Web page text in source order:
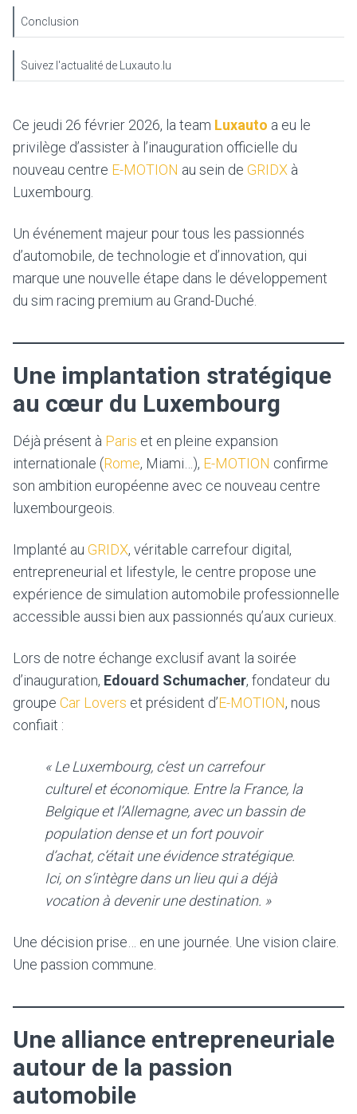
Conclusion
Suivez l'actualité de Luxauto.lu
Ce jeudi 26 février 2026, la team Luxauto a eu le
privilège d’assister à l’inauguration officielle du
nouveau centre E-MOTION au sein de GRIDX à
Luxembourg.
Un événement majeur pour tous les passionnés
d’automobile, de technologie et d’innovation, qui
marque une nouvelle étape dans le développement
du sim racing premium au Grand-Duché.
Une implantation stratégique
au cœur du Luxembourg
Déjà présent à Paris et en pleine expansion
internationale (Rome, Miami…), E-MOTION confirme
son ambition européenne avec ce nouveau centre
luxembourgeois.
Implanté au GRIDX, véritable carrefour digital,
entrepreneurial et lifestyle, le centre propose une
expérience de simulation automobile professionnelle
accessible aussi bien aux passionnés qu’aux curieux.
Lors de notre échange exclusif avant la soirée
d’inauguration, Edouard Schumacher, fondateur du
groupe Car Lovers et président d’E-MOTION, nous
confiait :
« Le Luxembourg, c’est un carrefour
culturel et économique. Entre la France, la
Belgique et l’Allemagne, avec un bassin de
population dense et un fort pouvoir
d’achat, c’était une évidence stratégique.
Ici, on s’intègre dans un lieu qui a déjà
vocation à devenir une destination. »
Une décision prise… en une journée. Une vision claire.
Une passion commune.
Une alliance entrepreneuriale
autour de la passion
automobile